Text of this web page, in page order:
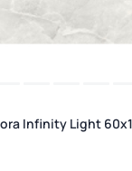
Infinity Light